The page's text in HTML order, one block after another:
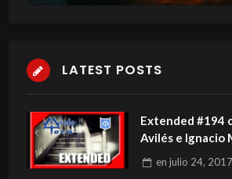
LATEST POSTS
Extended #194
Avilés e Ignacio
2017en julio 24, 2017